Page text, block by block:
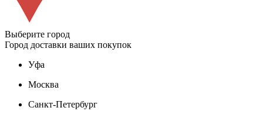
Выберите город
Город доставки ваших покупок
Уфа
Москва
Санкт-Петербург